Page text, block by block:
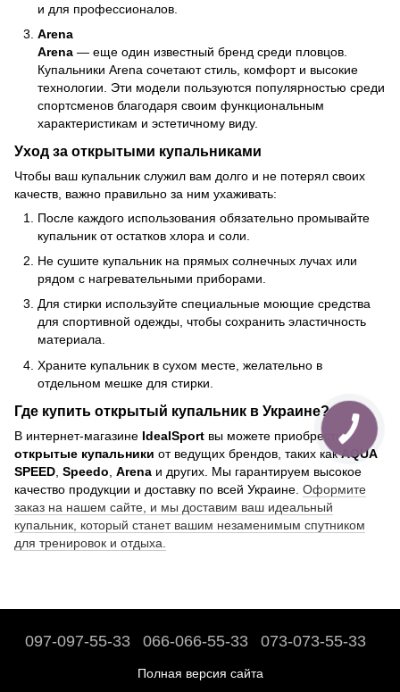
и для профессионалов.
Arena
Arena — еще один известный бренд среди пловцов.
Купальники Arena сочетают стиль, комфорт и высокие
технологии. Эти модели пользуются популярностью среди
спортсменов благодаря своим функциональным
характеристикам и эстетичному виду.
Уход за открытыми купальниками
Чтобы ваш купальник служил вам долго и не потерял своих
качеств, важно правильно за ним ухаживать:
После каждого использования обязательно промывайте
купальник от остатков хлора и соли.
Не сушите купальник на прямых солнечных лучах или
рядом с нагревательными приборами.
Для стирки используйте специальные моющие средства
для спортивной одежды, чтобы сохранить эластичность
материала.
Храните купальник в сухом месте, желательно в
отдельном мешке для стирки.
Где купить открытый купальник в Украине?
В интернет-магазине IdealSport вы можете приобрести
открытые купальники от ведущих брендов, таких какAQUA
SPEED Speedo Arena и других. Мы гарантируем высокое
качество продукции и доставку по всей Украине. Оформите
заказ на нашем сайте, и мы доставим ваш идеальный
купальник, который станет вашим незаменимым спутником
для тренировок и отдыха.
097-097-55-33 066-066-55-33 073-073-55-33
Полная версия сайта